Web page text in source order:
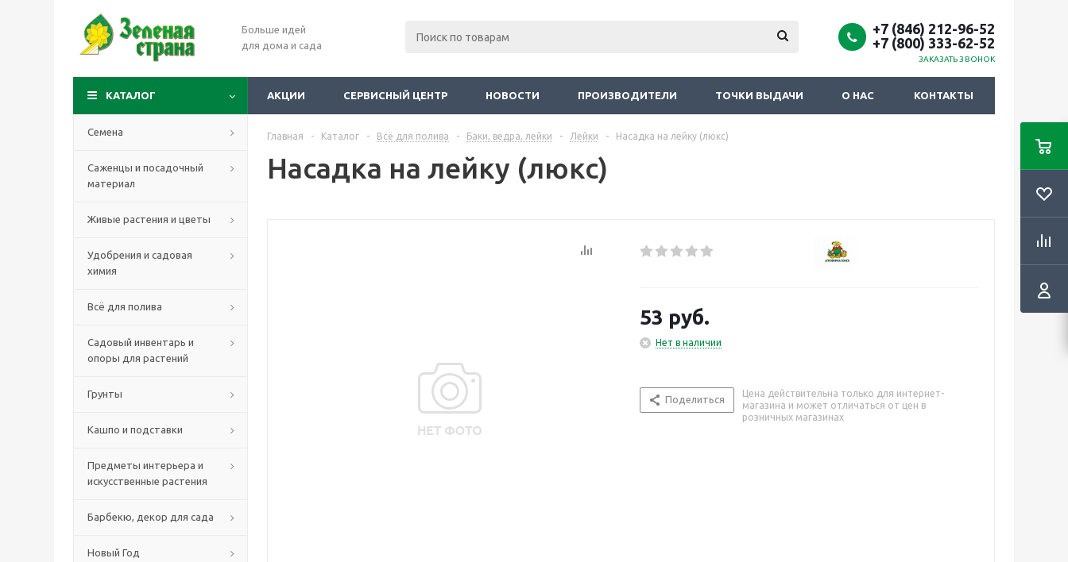
Больше идей
для дома и сада
+7 (846) 212-96-52
+7 (800) 333-62-52
ЗАКАЗАТЬ ЗВОНОК
КАТАЛОГ АКЦИИ СЕРВИСНЫЙ ЦЕНТР НОВОСТИ ПРОИЗВОДИТЕЛИ ТОЧКИ ВЫДАЧИ О НАС КОНТАКТЫ
Семена
Саженцы и посадочный
материал
Живые растения и цветы
Удобрения и садовая
химия
Всё для полива
Садовый инвентарь и
опоры для растений
Грунты
Кашпо и подставки
Предметы интерьера и
искусственные растения
Барбекю, декор для сада
Новый Год
Главная - Каталог - Всё для полива - Баки, ведра, лейки - Лейки - Насадка на лейку (люкс)
Насадка на лейку (люкс)
53 руб.
Нет в наличии
Поделиться
Цена действительна только для интернет-
магазина и может отличаться от цен в
розничных магазинах